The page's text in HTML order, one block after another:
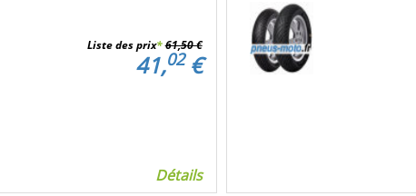
Liste des prix*61,50 €
41,02€
Détails